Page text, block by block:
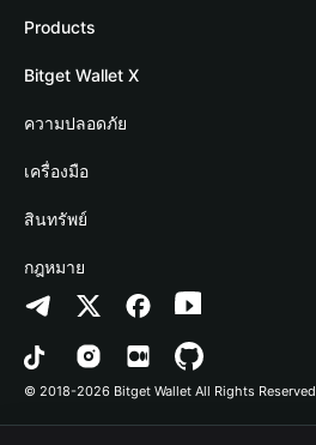
เกี่ยวกับ Bitget Wallet
Blog
Academy
ข่าวสารด้านคริปโต
ศูนย์ช่วยเหลือ
ติดต่อเรา
ทรัพยากรข้อมูลของแบรนด์
อาชีพ
Products
Crypto Card
Stablecoin Earn
Payfi Crypto
Crypto Swap API
Altcoin Season Index
Prediction Markets
DApp
Bitget Wallet X
นักพัฒนา
เชื่อมต่อ Wallet
Bitget Wallet Pay
ลิสต์โปรเจกต์
ความปลอดภัย
Protection Fund
เทคโนโลยีความปลอดภัย
เครื่องมือ
ซื้อคริปโต
การตรวจจับการอนุญาต
การตรวจจับสัญญา
การโอนเป็นชุด
สินทรัพย์
Arbitrum
Avalanche
Bitcoin
กฎหมาย
นโยบายความเป็นส่วนตัว
ข้อตกลงในการใช้บริการ
© 2018-2026 Bitget Wallet All Rights Reserved